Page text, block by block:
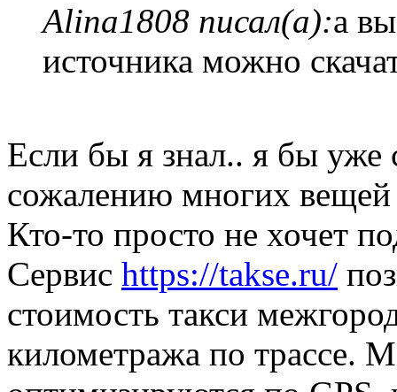
Alina1808 писал(а):а
источника можно
Если бы я знал.. я бы уже
сожалению многих вещей
Кто-то просто не хочет
Сервис https://takse.ru/
стоимость такси
километража по трассе.